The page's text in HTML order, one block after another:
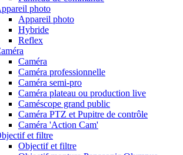
photo
Appareil photo
Hybride
Reflex
Caméra
Caméra professionnelle
Caméra semi-pro
Caméra plateau ou production live
Caméscope grand public
Caméra PTZ et Pupitre de contrôle
Caméra 'Action Cam'
et filtre
Objectif et filtre